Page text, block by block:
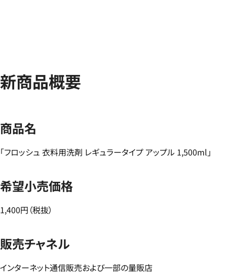
新商品概要
商品名
「フロッシュ 衣料用洗剤 レギュラータイプ アップル 1,500ml」
希望小売価格
1,400円（税抜）
販売チャネル
インターネット通信販売および一部の量販店